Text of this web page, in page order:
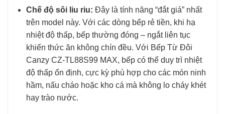
Chế độ sôi liu riu: Đây là tính năng “đắt giá” nhất
trên model này. Với các dòng bếp rẻ tiền, khi hạ
nhiệt độ thấp, bếp thường đóng – ngắt liên tục
khiến thức ăn không chín đều. Với Bếp Từ Đôi
Canzy CZ-TL88S99 MAX, bếp có thể duy trì nhiệt
độ thấp ổn định, cực kỳ phù hợp cho các món ninh
hầm, nấu cháo hoặc kho cá mà không lo cháy khét
hay trào nước.